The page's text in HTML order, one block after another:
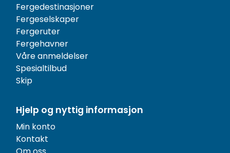
Fergedestinasjoner
Fergeselskaper
Fergeruter
Fergehavner
Våre anmeldelser
Spesialtilbud
Skip
Hjelp og nyttig informasjon
Min konto
Kontakt